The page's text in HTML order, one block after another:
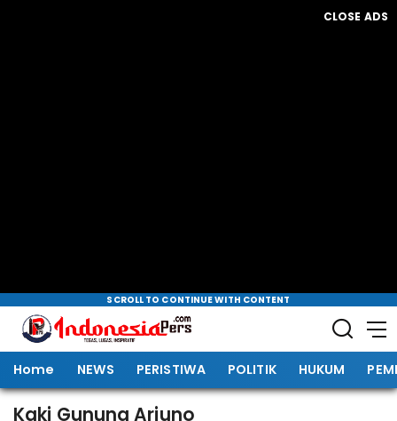
CLOSE ADS
SCROLL TO CONTINUE WITH CONTENT
Home NEWS PERISTIWA POLITIK HUKUM
Kaki Gunung Arjuno